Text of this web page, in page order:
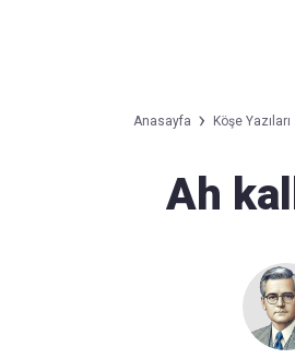
Anasayfa Köşe Yazıları
Ah